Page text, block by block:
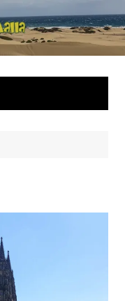
Matkalla
maailmalla